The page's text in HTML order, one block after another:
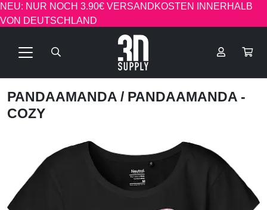
NEU: NUR NOCH 3.90€ VERSANDKOSTEN INNERHALB
VON DEUTSCHLAND
PANDAAMANDA / PANDAAMANDA -
COZY